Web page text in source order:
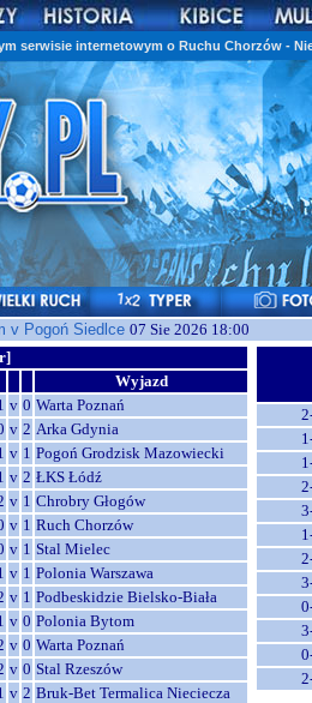
serwisie internetowym o Ruchu Chorzów -
v Pogoń Siedlce 07 Sie 2026 18:00
Wyjazd
v 0 Warta Poznań
v 2 Arka Gdynia
v 1 Pogoń Grodzisk Mazowiecki
v 2 ŁKS Łódź
v 1 Chrobry Głogów
v 1 Ruch Chorzów
v 1 Stal Mielec
v 1 Polonia Warszawa
v 1 Podbeskidzie Bielsko-Biała
v 0 Polonia Bytom
v 0 Warta Poznań
v 0 Stal Rzeszów
v 2 Bruk-Bet Termalica Nieciecza